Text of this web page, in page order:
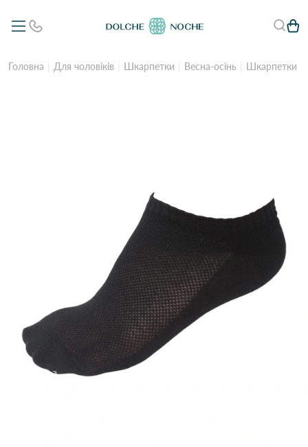
Головна Для чоловіків Шкарпетки Весна-осінь Шкарпетки